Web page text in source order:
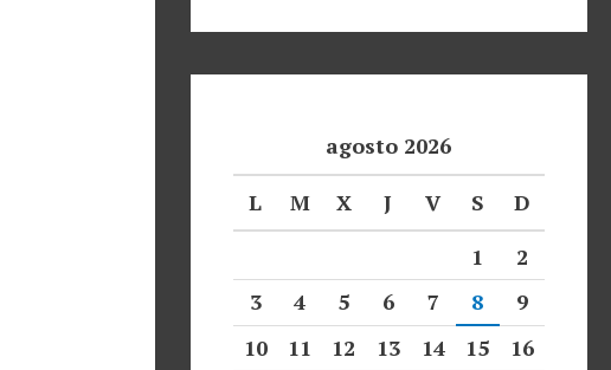
agosto 2026
L
M X J V S
D
1
2
3
4 5 6 7 8
9
10
11 12 13 14 15
16